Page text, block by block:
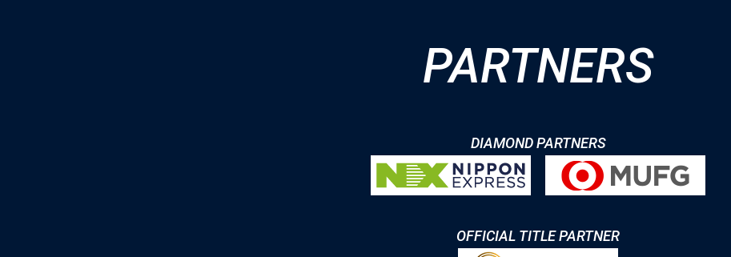
PARTNERS
DIAMOND PARTNERS
OFFICIAL TITLE PARTNER